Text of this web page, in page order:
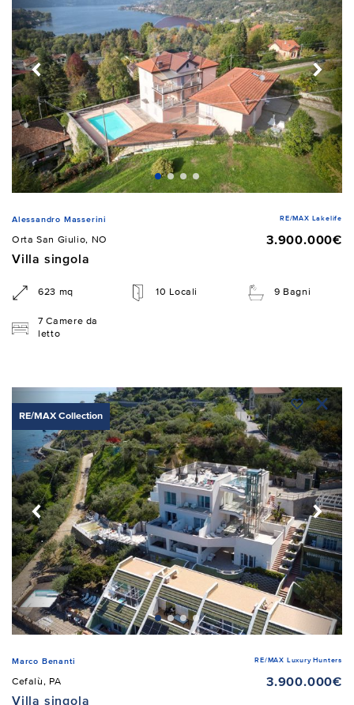
Alessandro Masserini RE/MAX Lakelife
Orta San Giulio, NO
3.900.000€
Villa singola
623 mq 10 Locali 9 Bagni
7 Camere da
letto
RE/MAX Collection
Marco Benanti RE/MAX Luxury Hunters
Cefalù, PA
3.900.000€
Villa singola